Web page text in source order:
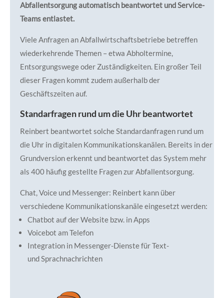
Abfallentsorgung automatisch beantwortet und Service-
Teams entlastet.
Viele Anfragen an Abfallwirtschaftsbetriebe betreffen
wiederkehrende Themen – etwa Abholtermine,
Entsorgungswege oder Zuständigkeiten. Ein großer Teil
dieser Fragen kommt zudem außerhalb der
Geschäftszeiten auf.
Standarfragen rund um die Uhr beantwortet
Reinbert beantwortet solche Standardanfragen rund um
die Uhr in digitalen Kommunikationskanälen. Bereits in der
Grundversion erkennt und beantwortet das System mehr
als 400 häufig gestellte Fragen zur Abfallentsorgung.
Chat, Voice und Messenger: Reinbert kann über
verschiedene Kommunikationskanäle eingesetzt werden:
Chatbot auf der Website bzw. in Apps
Voicebot am Telefon
Integration in Messenger-Dienste für Text-
und Sprachnachrichten